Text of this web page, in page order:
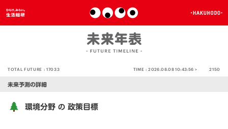
TOTAL FUTURE :17033 TIME :2026.08.08 10:43:56 > 2150
未来予測の詳細
環境分野 の 政策目標